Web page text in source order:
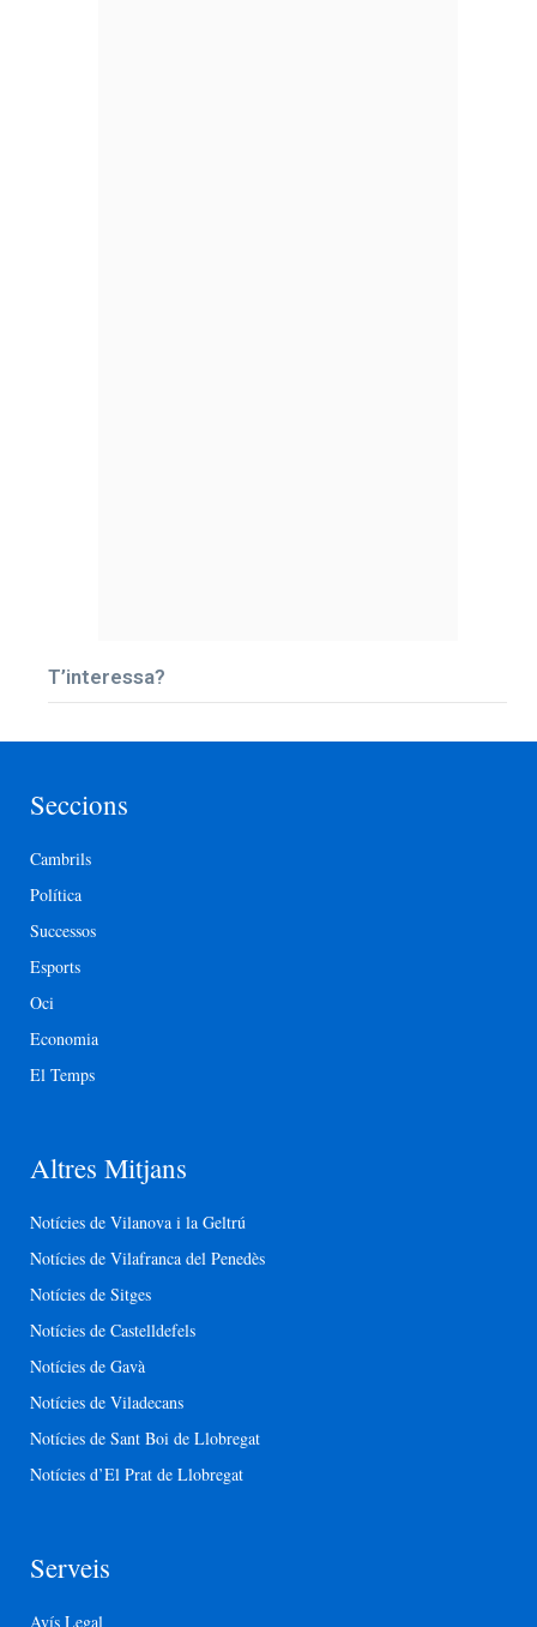
T’interessa?
Seccions
Cambrils
Política
Successos
Esports
Oci
Economia
El Temps
Altres Mitjans
Notícies de Vilanova i la Geltrú
Notícies de Vilafranca del Penedès
Notícies de Sitges
Notícies de Castelldefels
Notícies de Gavà
Notícies de Viladecans
Notícies de Sant Boi de Llobregat
Notícies d’El Prat de Llobregat
Serveis
Avís Legal